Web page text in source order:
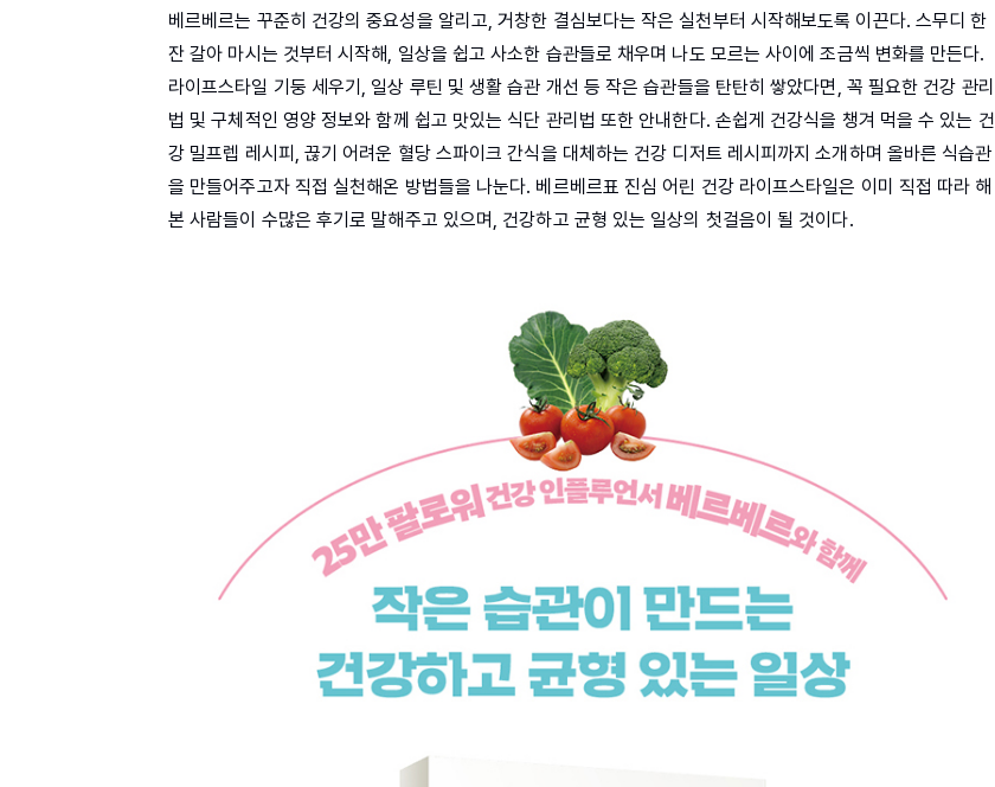
베르베르는 꾸준히 건강의 중요성을 알리고, 거창한 결심보다는 작은 실천부터 시작해보도록 이끈다. 스무디 한
잔 갈아 마시는 것부터 시작해, 일상을 쉽고 사소한 습관들로 채우며 나도 모르는 사이에 조금씩 변화를 만든다.
라이프스타일 기둥 세우기, 일상 루틴 및 생활 습관 개선 등 작은 습관들을 탄탄히 쌓았다면, 꼭 필요한 건강 관리
법 및 구체적인 영양 정보와 함께 쉽고 맛있는 식단 관리법 또한 안내한다. 손쉽게 건강식을 챙겨 먹을 수 있는 건
강 밀프렙 레시피, 끊기 어려운 혈당 스파이크 간식을 대체하는 건강 디저트 레시피까지 소개하며 올바른 식습관
을 만들어주고자 직접 실천해온 방법들을 나눈다. 베르베르표 진심 어린 건강 라이프스타일은 이미 직접 따라 해
본 사람들이 수많은 후기로 말해주고 있으며, 건강하고 균형 있는 일상의 첫걸음이 될 것이다.